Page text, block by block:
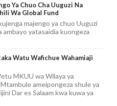
Ya Chuo Cha Uuguzi Na
Wa Global Fund
majengo ya chuo Uuguzi
ambayo yatasaidia kuongeza
Watu Wafichue Wahamiaji
MKUU wa Wilaya ya
ameipongeza shule ya
Dar es Salaam kwa kuwa ya